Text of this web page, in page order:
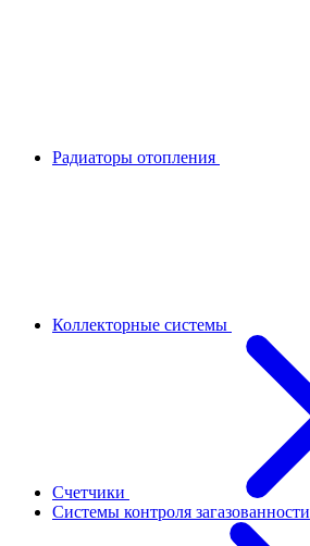
Радиаторы отопления
Коллекторные системы
Счетчики
Системы контроля загазованности